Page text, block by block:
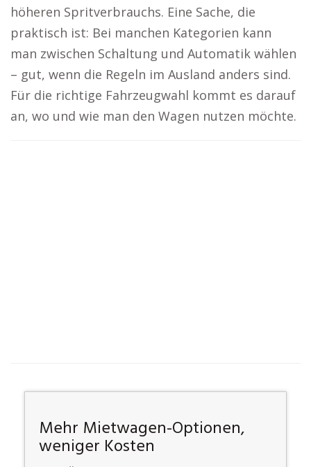
höheren Spritverbrauchs. Eine Sache, die
praktisch ist: Bei manchen Kategorien kann
man zwischen Schaltung und Automatik wählen
– gut, wenn die Regeln im Ausland anders sind.
Für die richtige Fahrzeugwahl kommt es darauf
an, wo und wie man den Wagen nutzen möchte.
Mehr Mietwagen-Optionen,
weniger Kosten